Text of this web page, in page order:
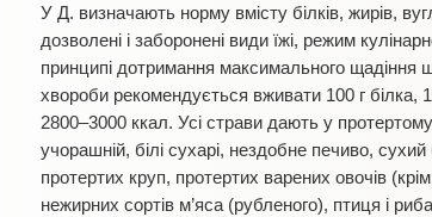
У Д. визначають норму вмісту білків, жирів,
дозволені і заборонені види їжі, режим
принципі дотримання максимального щадіння
хвороби рекомендується вживати 100 г білка,
2800–3000 ккал. Усі страви дають у
учорашній, білі сухарі, нездобне печиво,
протертих круп, протертих варених овочів
нежирних сортів м’яса (рубленого), птиця і